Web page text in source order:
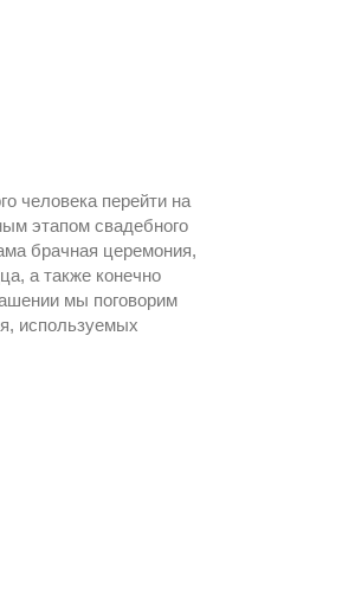
человека перейти на
этапом свадебного
брачная церемония,
а также конечно
мы поговорим
используемых